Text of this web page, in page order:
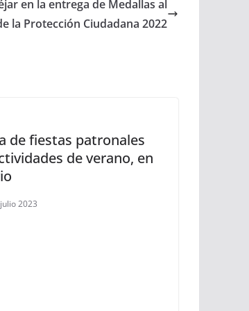
en la entrega de Medallas al
la Protección Ciudadana 2022
de fiestas patronales
de verano, en
2023